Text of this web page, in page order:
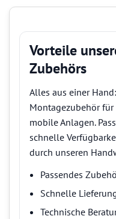
Vorteile
Zubehörs
Alles aus einer
Montagezubehör
mobile Anlagen.
schnelle
durch unseren
Passendes
Schnelle
Technische